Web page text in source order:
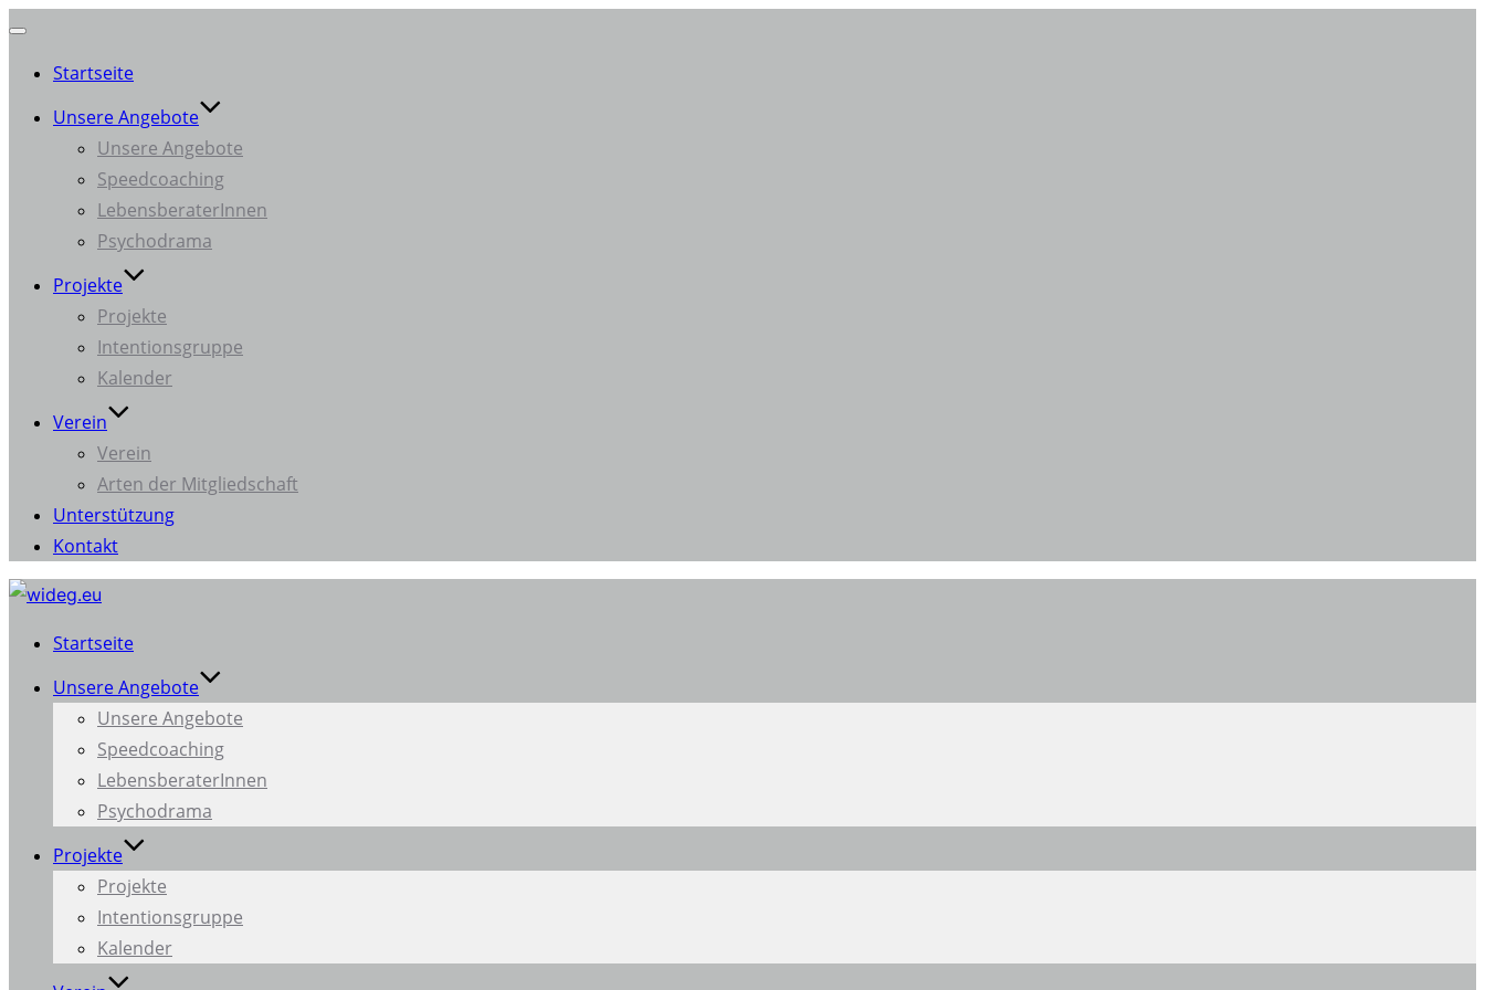
umschalten
Startseite
Unsere Angebote
Unsere Angebote
Speedcoaching
LebensberaterInnen
Psychodrama
Projekte
Projekte
Intentionsgruppe
Kalender
Verein
Verein
Arten der Mitgliedschaft
Unterstützung
Kontakt
Zum
springenStartseite
Unsere Angebote
Unsere Angebote
Speedcoaching
LebensberaterInnen
Psychodrama
Projekte
Projekte
Intentionsgruppe
Kalender